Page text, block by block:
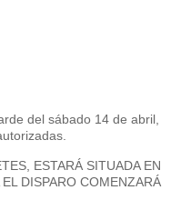
del sábado 14 de abril,
ESTARÁ SITUADA EN
DISPARO COMENZARÁ